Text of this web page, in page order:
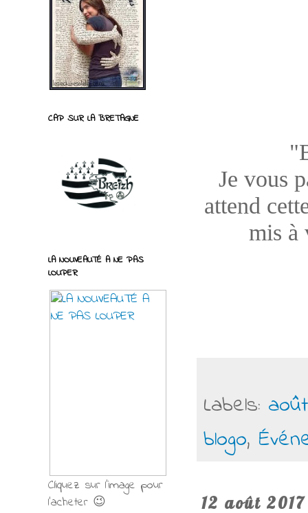
Je vous
attend
mis à
Labels:
blogo,
12 août 2017
CAP SUR LA BRETAGNE
LA NOUVEAUTÉ A NE PAS
LOUPER
Cliquez sur l'image pour
l'acheter 😉